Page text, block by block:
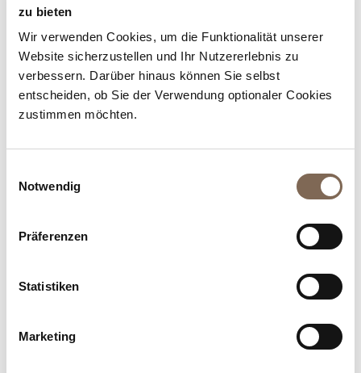
zu bieten
Wir verwenden Cookies, um die Funktionalität unserer
Website sicherzustellen und Ihr Nutzererlebnis zu
verbessern. Darüber hinaus können Sie selbst
entscheiden, ob Sie der Verwendung optionaler Cookies
zustimmen möchten.
Notwendig
Präferenzen
Statistiken
Marketing